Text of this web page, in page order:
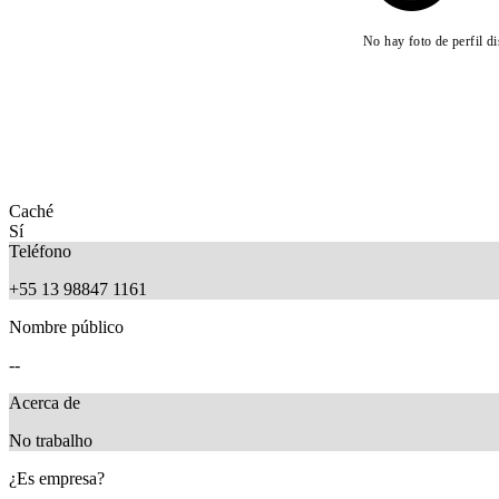
No hay foto de perfil
Caché
Sí
Teléfono
+55 13 98847 1161
Nombre público
--
Acerca de
No trabalho
¿Es empresa?